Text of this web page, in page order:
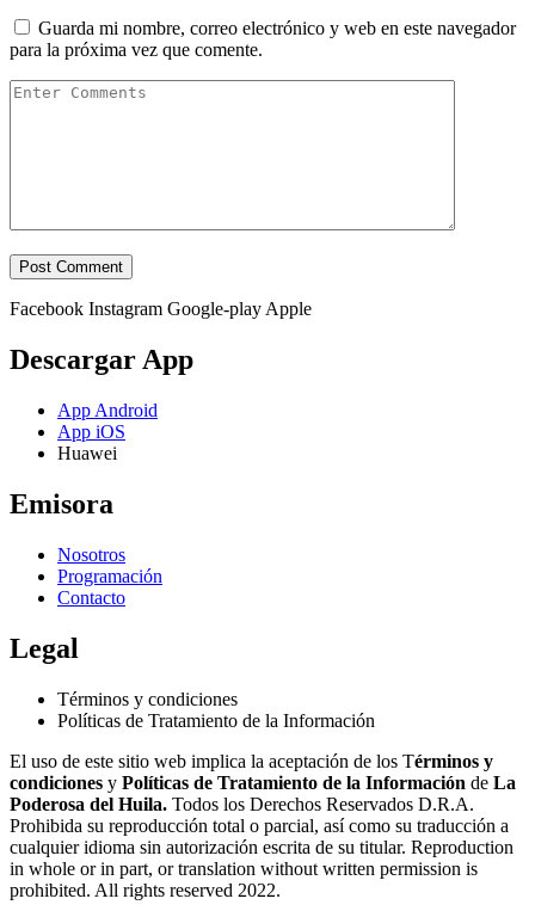
Guarda mi nombre, correo electrónico y web en este navegador
para la próxima vez que comente.
Facebook Instagram Google-play Apple
Descargar App
App Android
App iOS
Huawei
Emisora
Nosotros
Programación
Contacto
Legal
Términos y condiciones
Políticas de Tratamiento de la Información
El uso de este sitio web implica la aceptación de los Términos y
condiciones y Políticas de Tratamiento de la Información de La
Poderosa del Huila. Todos los Derechos Reservados D.R.A.
Prohibida su reproducción total o parcial, así como su traducción a
cualquier idioma sin autorización escrita de su titular. Reproduction
in whole or in part, or translation without written permission is
prohibited. All rights reserved 2022.